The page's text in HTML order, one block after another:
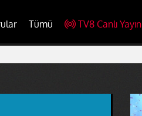
Tümü TV8 Canlı Yayın